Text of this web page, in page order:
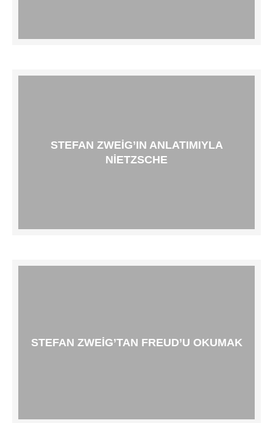
STEFAN ZWEIG’IN ANLATIMIYLA
NIETZSCHE
STEFAN ZWEIG’TAN FREUD’U OKUMAK